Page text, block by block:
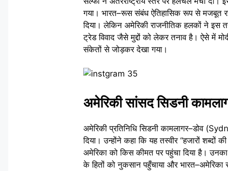
गया। भारत–रूस संबंध ऐतिहासिक रूप से मजबूत
दिया। लेकिन अमेरिकी राजनीतिक हलकों ने इस
ट्रेड विवाद जैसे मुद्दों को लेकर तनाव है। ऐसे में
संकेतों से जोड़कर देखा गया।
अमेरिकी सांसद सिडनी
अमेरिकी प्रतिनिधि सिडनी कामलागर–डोव
दिया। उन्होंने कहा कि यह तस्वीर “हजारों
अमेरिका को किस कीमत पर पहुंचा दिया है।
के हितों को नुकसान पहुँचाया और भारत–अमेरिका